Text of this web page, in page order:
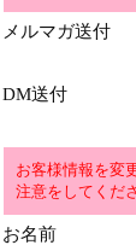
メルマガ送付
DM送付
お客様情報を変
注意をしてくだ
お名前